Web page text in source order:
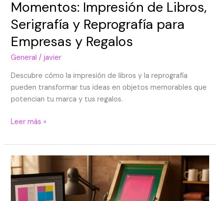
Momentos: Impresión de Libros,
Serigrafía y Reprografía para
Empresas y Regalos
General /javier
Descubre cómo la impresión de libros y la reprografía
pueden transformar tus ideas en objetos memorables que
potencian tu marca y tus regalos.
Leer más »
Imprimir,
personalizar
y
expresar: